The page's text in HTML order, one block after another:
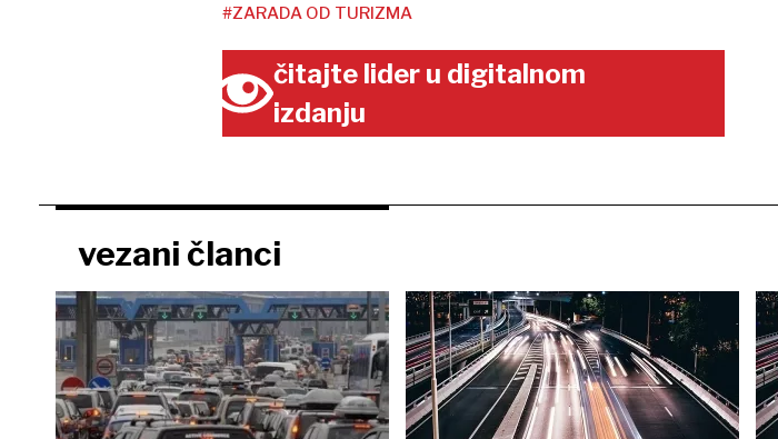
#ZARADA OD TURIZMA
čitajte lider u digitalnom
izdanju
vezani članci